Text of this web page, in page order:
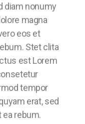
diam nonumy
magna
eos et
Stet clita
est Lorem
tempor
erat, sed
rebum.